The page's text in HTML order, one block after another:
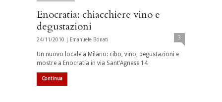
Enocratia: chiacchiere vino e
degustazioni
24/11/2010 | Emanuele Bonati 3
Un nuovo locale a Milano: cibo, vino, degustazioni e
mostre a Enocratia in via Sant’Agnese 14
Continua